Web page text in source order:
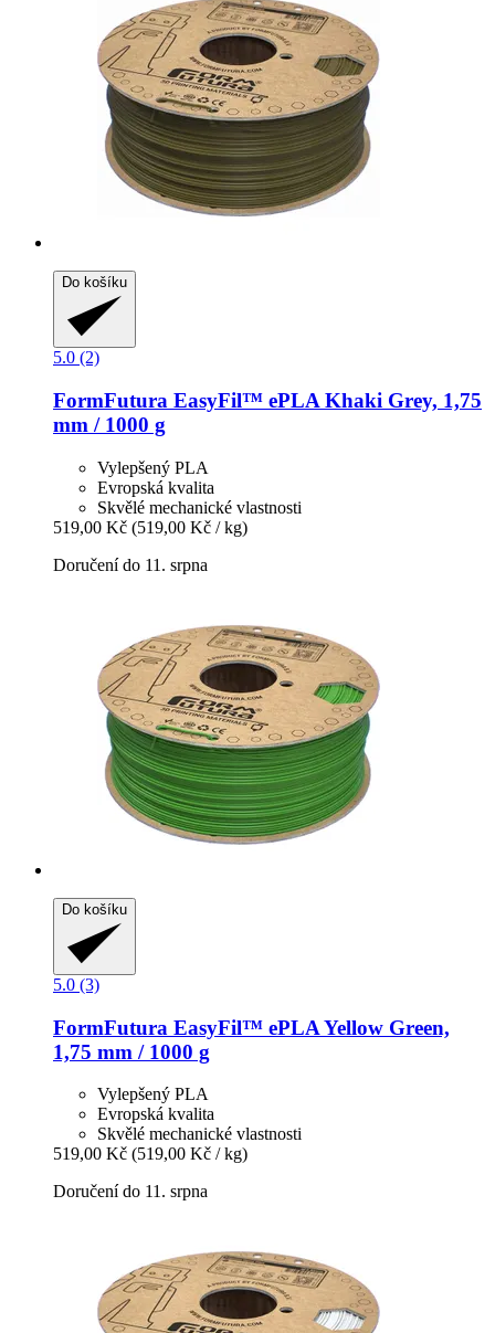
Do košíku
5.0 (2)
FormFutura EasyFil™ ePLA Khaki Grey, 1,75
mm / 1000 g
Vylepšený PLA
Evropská kvalita
Skvělé mechanické vlastnosti
519,00 Kč (519,00 Kč / kg)
Doručení do 11. srpna
Do košíku
5.0 (3)
FormFutura EasyFil™ ePLA Yellow Green,
1,75 mm / 1000 g
Vylepšený PLA
Evropská kvalita
Skvělé mechanické vlastnosti
519,00 Kč (519,00 Kč / kg)
Doručení do 11. srpna